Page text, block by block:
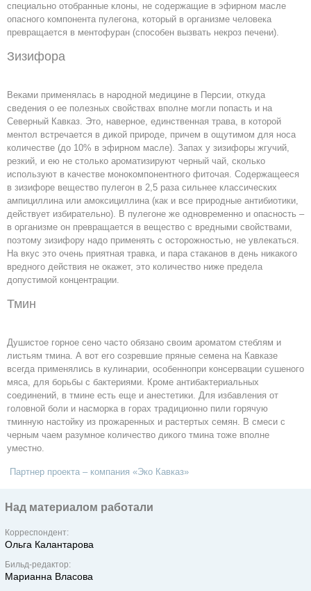
специально отобранные клоны, не содержащие в эфирном масле
опасного компонента пулегона, который в организме человека
превращается в ментофуран (способен вызвать некроз печени).
Зизифора
Веками применялась в народной медицине в Персии, откуда
сведения о ее полезных свойствах вполне могли попасть и на
Северный Кавказ. Это, наверное, единственная трава, в которой
ментол встречается в дикой природе, причем в ощутимом для носа
количестве (до 10% в эфирном масле). Запах у зизифоры жгучий,
резкий, и ею не столько ароматизируют черный чай, сколько
используют в качестве монокомпонентного фиточая. Содержащееся
в зизифоре вещество пулегон в 2,5 раза сильнее классических
ампициллина или амоксициллина (как и все природные антибиотики,
действует избирательно). В пулегоне же одновременно и опасность –
в организме он превращается в вещество с вредными свойствами,
поэтому зизифору надо применять с осторожностью, не увлекаться.
На вкус это очень приятная травка, и пара стаканов в день никакого
вредного действия не окажет, это количество ниже предела
допустимой концентрации.
Тмин
Душистое горное сено часто обязано своим ароматом стеблям и
листьям тмина. А вот его созревшие пряные семена на Кавказе
всегда применялись в кулинарии, особеннопри консервации сушеного
мяса, для борьбы с бактериями. Кроме антибактериальных
соединений, в тмине есть еще и анестетики. Для избавления от
головной боли и насморка в горах традиционно пили горячую
тминную настойку из прожаренных и растертых семян. В смеси с
черным чаем разумное количество дикого тмина тоже вполне
уместно.
Партнер проекта – компания «Эко Кавказ»
Над материалом работали
Корреспондент:
Ольга Калантарова
Бильд-редактор:
Марианна Власова